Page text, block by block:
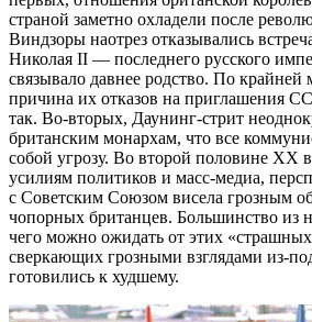
страной заметно охладели после
Виндзоры наотрез отказывались
Николая II — последнего русского
связывало давнее родство. По крайней
причина их отказов на приглашения
так. Во-вторых, Даунинг-стрит
британским монархам, что все
собой угрозу. Во второй половине XX
усилиям политиков и масс-медиа,
с Советским Союзом висела грозным
чопорных британцев. Большинство из
чего можно ожидать от этих
сверкающих грозными взглядами из-
готовились к худшему.